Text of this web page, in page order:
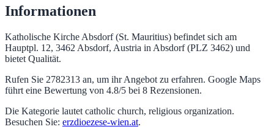
Informationen
Katholische Kirche Absdorf (St. Mauritius) befindet sich am
Hauptpl. 12, 3462 Absdorf, Austria in Absdorf (PLZ 3462) und
bietet Qualität.
Rufen Sie 2782313 an, um ihr Angebot zu erfahren. Google Maps
führt eine Bewertung von 4.8/5 bei 8 Rezensionen.
Die Kategorie lautet catholic church, religious organization.
Besuchen Sie: erzdioezese-wien.at.